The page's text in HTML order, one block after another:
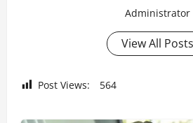
Administrator
View All Posts
Post Views: 564